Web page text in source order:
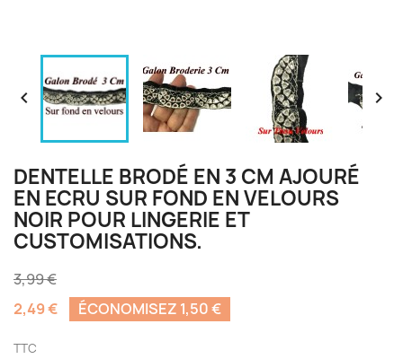
 
DENTELLE BRODÉ EN 3 CM AJOURÉ
EN ECRU SUR FOND EN VELOURS
NOIR POUR LINGERIE ET
CUSTOMISATIONS.
3,99 €
2,49 €
ÉCONOMISEZ 1,50 €
TTC